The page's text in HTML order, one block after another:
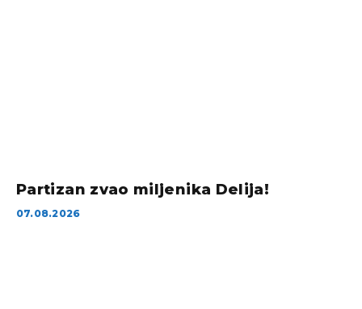
Partizan zvao miljenika Delija!
07.08.2026